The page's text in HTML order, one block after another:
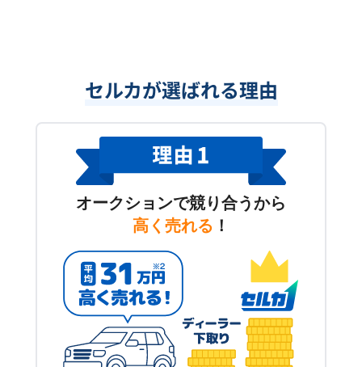
セルカが選ばれる理由
オークションで競り合うから
高く売れる ！